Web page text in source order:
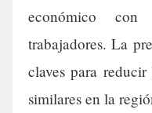
económico
trabajadores. La
claves para
similares en la